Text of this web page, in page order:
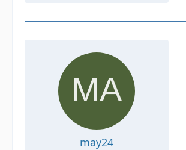
may24